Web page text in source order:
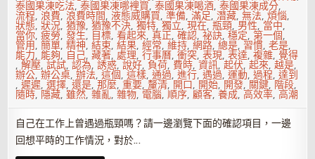
泰國果凍吃法,泰國果凍哪裡買,泰國果凍喝酒,泰國果凍成分,
流程,浪費,浪費時間,液態威購買,準備,滿足,潛藏,無法,煩惱,
狀態,狀況,猶豫,猶豫不決,獨特,獨立,現在,瓶頸, 男性, 當中,
當你,疲勞,發生, 目標,看起來,真正,確認,祕訣,穩定, 第一個,
管用,簡單,精神,結束,結果,經常,維持,網路,總是,習慣,老是,
能力, 能夠, 自己,藏著, 處理,行事曆,衝突,表現,表達,複雜, 覺得
,解壓,試試,認為,誘惑,說好,負荷, 費時,資訊,起伏,起來,越是,
辦公,辦公桌,辦法,這個,這樣,通過,進行,遇過,運動,過程,達到
,遲遲,選擇,還是,那麼,重要,釐清, 開口, 開始, 開發, 關鍵, 階段,
隨時, 隱藏,雖然,雜亂,雜物, 電腦,順序,顧客,養成,高效率,高潮
自己在工作上曾遇過瓶頸嗎？請一邊瀏覽下面的確認項目，一邊
回想平時的工作情況，對於…